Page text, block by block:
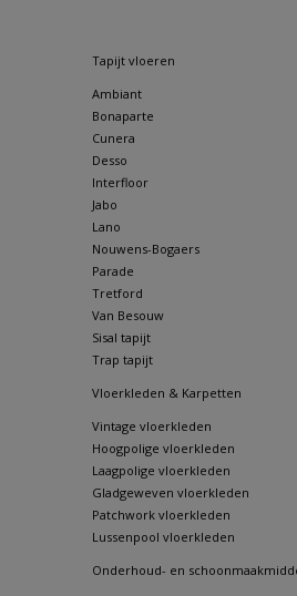
Tapijt vloeren
Ambiant
Bonaparte
Cunera
Desso
Interfloor
Jabo
Lano
Nouwens-Bogaers
Parade
Tretford
Van Besouw
Sisal tapijt
Trap tapijt
Vloerkleden & Karpetten
Vintage vloerkleden
Hoogpolige vloerkleden
Laagpolige vloerkleden
Gladgeweven vloerkleden
Patchwork vloerkleden
Lussenpool vloerkleden
Onderhoud- en